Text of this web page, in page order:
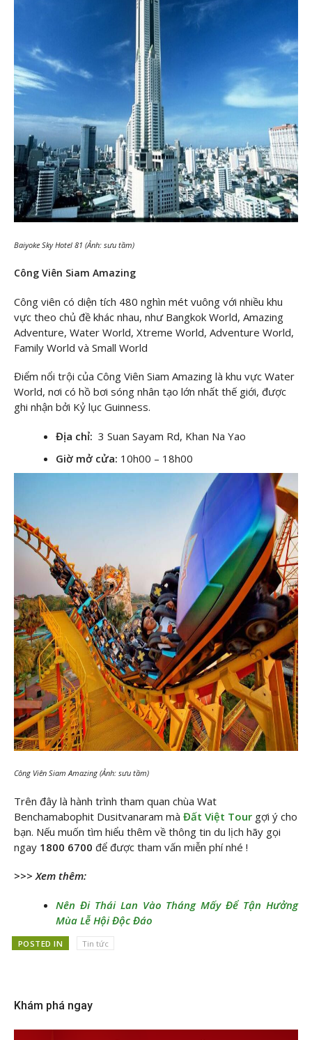
Baiyoke Sky Hotel 81 (Ảnh: sưu tầm)
Công Viên Siam Amazing
Công viên có diện tích 480 nghìn mét vuông với nhiều khu
vực theo chủ đề khác nhau, như Bangkok World, Amazing
Adventure, Water World, Xtreme World, Adventure World,
Family World và Small World
Điểm nổi trội của Công Viên Siam Amazing là khu vực Water
World, nơi có hồ bơi sóng nhân tạo lớn nhất thế giới, được
ghi nhận bởi Kỷ lục Guinness.
Địa chỉ: 3 Suan Sayam Rd, Khan Na Yao
Giờ mở cửa: 10h00 – 18h00
Công Viên Siam Amazing (Ảnh: sưu tầm)
Trên đây là hành trình tham quan chùa Wat
Benchamabophit Dusitvanaram mà Đất Việt Tour gợi ý cho
bạn. Nếu muốn tìm hiểu thêm về thông tin du lịch hãy gọi
ngay 1800 6700 để được tham vấn miễn phí nhé !
>>> Xem thêm:
Nên Đi Thái Lan Vào Tháng Mấy Để Tận Hưởng
Mùa Lễ Hội Độc Đáo
POSTED IN Tin tức
Khám phá ngay